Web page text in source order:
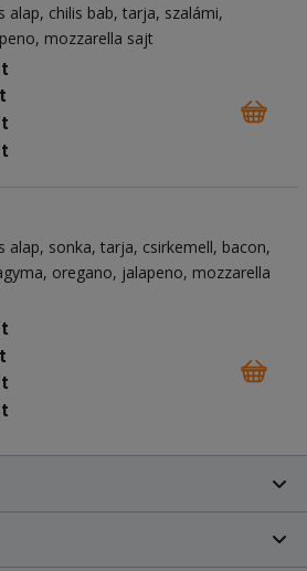
alap chilis bab tarja szalámi
mozzarella sajt
alap sonka tarja csirkemell bacon
oregano jalapeno mozzarella